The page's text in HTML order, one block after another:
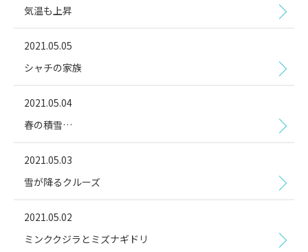
気温も上昇
2021.05.05
シャチの家族
2021.05.04
春の積雪…
2021.05.03
雪が降るクルーズ
2021.05.02
ミンククジラとミズナギドリ